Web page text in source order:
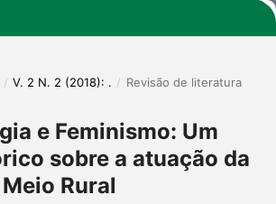
/ V. 2 N. 2 (2018): . / Revisão de literatura
e Feminismo: Um
sobre a atuação da
Rural